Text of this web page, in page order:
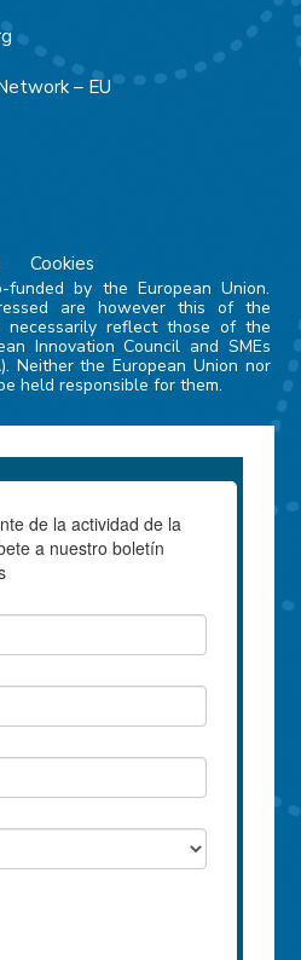
– EU
Cookies
funded by the European Union.
are however this of the
reflect those of the
Innovation Council and SMEs
Neither the European Union nor
held responsible for them.